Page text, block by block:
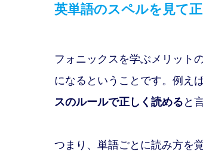
英単語のスペルを見て
フォニックスを学ぶメリット
になるということです。例え
スのルールで正しく読める と
つまり、単語ごとに読み方を